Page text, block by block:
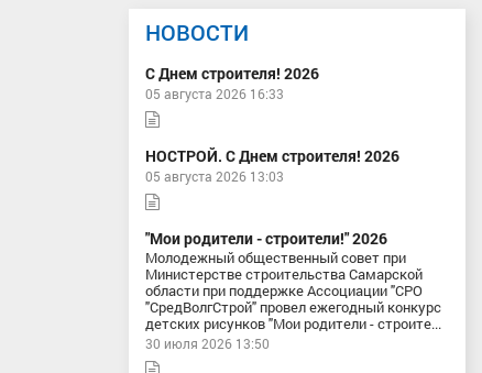
НОВОСТИ
С Днем строителя! 2026
05 августа 2026 16:33
НОСТРОЙ. С Днем строителя! 2026
05 августа 2026 13:03
"Мои родители - строители!" 2026
Молодежный общественный совет при
Министерстве строительства Самарской
области при поддержке Ассоциации "СРО
"СредВолгСтрой" провел ежегодный конкурс
детских рисунков "Мои родители - строите...
30 июля 2026 13:50